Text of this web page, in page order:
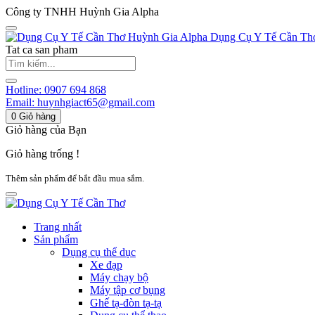
Công ty TNHH Huỳnh Gia Alpha
Huỳnh Gia Alpha Dụng Cụ Y Tế Cần
Tat ca san pham
Hotline: 0907 694 868
Email: huynhgiact65@gmail.com
0 Giỏ hàng
Giỏ hàng của Bạn
Giỏ hàng trống !
Thêm sản phẩm để bắt đầu mua sắm.
Trang nhất
Sản phẩm
Dụng cụ thể dục
Xe đạp
Máy chạy bộ
Máy tập cơ bụng
Ghế tạ-đòn tạ-tạ